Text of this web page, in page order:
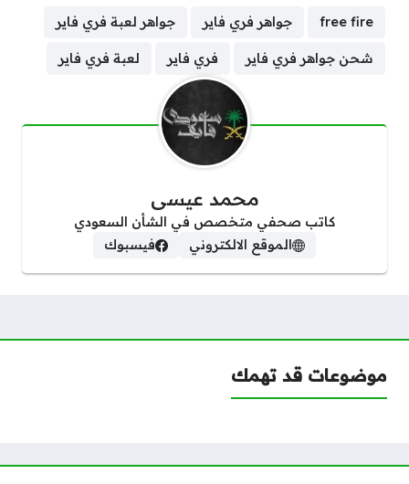
free fire جواهر فري فاير جواهر لعبة فري فاير
شحن جواهر فري فاير فري فاير لعبة فري فاير
محمد عيسى
كاتب صحفي متخصص في الشأن السعودي
الموقع الالكتروني
فيسبوك
موضوعات قد تهمك